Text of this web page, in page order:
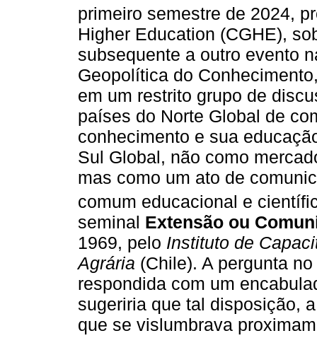
primeiro semestre de 2024,
Higher Education (CGHE),
subsequente a outro evento
Geopolítica do
em um restrito grupo de
países do Norte Global de
conhecimento e sua
Sul Global, não como
mas como um ato de
comum educacional e
seminal Extensão ou
1969, pelo Instituto de
Agrária (Chile). A pergunta
respondida com um
sugeriria que tal disposição,
que se vislumbrava